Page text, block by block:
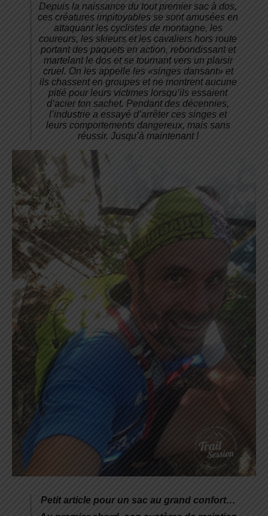
Depuis la naissance du tout premier sac à dos,
ces créatures impitoyables se sont amusées en
attaquant les cyclistes de montagne, les
coureurs, les skieurs et les cavaliers hors route
portant des paquets en action, rebondissant et
martelant le dos et se tournant vers un plaisir
cruel. On les appelle les «singes dansant» et
ils chassent en groupes et ne montrent aucune
pitié pour leurs victimes lorsqu’ils essaient
d’acier ton sachet. Pendant des décennies,
l’industrie a essayé d’arrêter ces singes et
leurs comportements dangereux, mais sans
réussir. Jusqu’à maintenant !
Petit article pour un sac au grand confort…